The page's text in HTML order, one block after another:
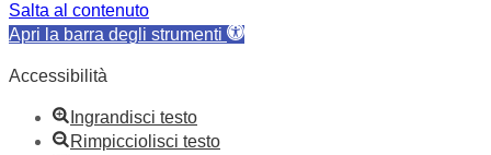
Salta al contenuto
Apri la barra degli strumenti
Accessibilità
Ingrandisci testo
Rimpicciolisci testo